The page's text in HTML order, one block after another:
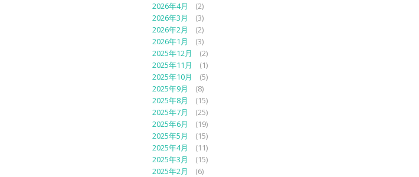
2026年4月
(2)
2026年3月
(3)
2026年2月
(2)
2026年1月
(3)
2025年12月
(2)
2025年11月
(1)
2025年10月
(5)
2025年9月
(8)
2025年8月
(15)
2025年7月
(25)
2025年6月
(19)
2025年5月
(15)
2025年4月
(11)
2025年3月
(15)
2025年2月
(6)